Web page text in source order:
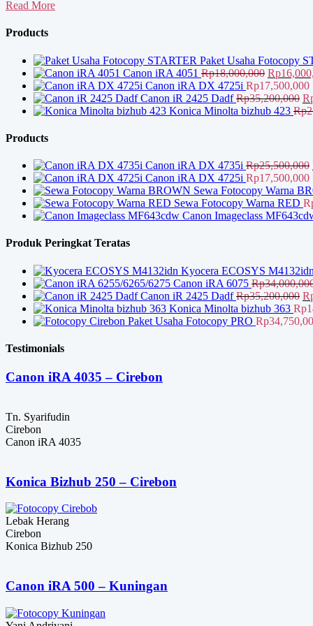
Jual
Fotocopy
Read More
Products
Paket Usaha Fotocopy
Canon iRA 4051 Rp18,000,000 Harga
aslinya
adalah:
Rp
Canon iRA DX 4725i Rp17,500,000
Canon iR 2425 Dadf Rp35,200,000
Konica Minolta bizhub 423 Rp
Products
Canon iRA DX 4735i Rp25,500,000
Canon iRA DX 4725i Rp17,500,000
Sewa Fotocopy Warna
Sewa Fotocopy Warna RED
Canon Imageclass
Produk Peringkat Teratas
Kyocera ECOSYS M4132idn
Canon iRA 6075 Rp
Canon iR 2425 Dadf Rp35,200,000
Konica Minolta bizhub 363 Rp
Paket Usaha Fotocopy PRO Rp
Testimonials
Canon iRA 4035 – Cirebon
Tn. Syarifudin
Cirebon
Canon iRA 4035
Konica Bizhub 250 – Cirebon
Lebak Herang
Cirebon
Konica Bizhub 250
Canon iRA 500 – Kuningan